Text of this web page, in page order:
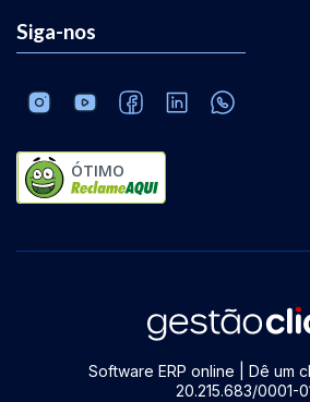
Siga-nos
ÓTIMO
Software ERP online | Dê um
20.215.683/0001-